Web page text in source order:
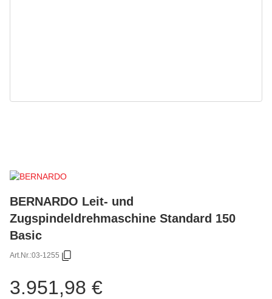
BERNARDO Leit- und
Zugspindeldrehmaschine Standard 150
Basic
Art.Nr.:03-1255
3.951,98 €